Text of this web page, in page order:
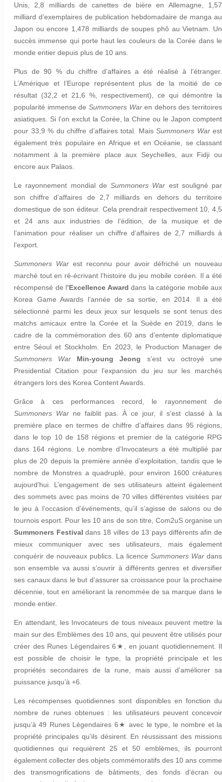
Unis, 2,8 milliards de canettes de bière en Allemagne, 1,57
milliard d’exemplaires de publication hebdomadaire de manga au
Japon ou encore 1,478 milliards de soupes phô au Vietnam. Un
succès immense qui porte haut les couleurs de la Corée dans le
monde entier depuis plus de 10 ans.
Plus de 90 % du chiffre d’affaires a été réalisé à l’étranger.
L’Amérique et l’Europe représentent plus de la moitié de ce
résultat (32,2 et 21,6 %, respectivement), ce qui démontre la
popularité immense de Summoners Waren dehors des territoires
asiatiques. Si l’on exclut la Corée, la Chine ou le Japon comptent
pour 33,9 % du chiffre d’affaires total. Mais Summoners Warest
également très populaire en Afrique et en Océanie, se classant
notamment à la première place aux Seychelles, aux Fidji ou
encore aux Palaos.
Le rayonnement mondial de Summoners War est souligné par
son chiffre d’affaires de 2,7 milliards en dehors du territoire
domestique de son éditeur. Cela prendrait respectivement 10, 4,5
et 24 ans aux industries de l’édition, de la musique et de
l’animation pour réaliser un chiffre d’affaires de 2,7 milliards à
l’export.
Summoners War est reconnu pour avoir défriché un nouveau
marché tout en ré-écrivant l’histoire du jeu mobile coréen. Il a été
récompensé de l’Excellence Award dans la catégorie mobile aux
Korea Game Awards l’année de sa sortie, en 2014. Il a été
sélectionné parmi les deux jeux sur lesquels se sont tenus des
matchs amicaux entre la Corée et la Suède en 2019, dans le
cadre de la commémoration des 60 ans d’entente diplomatique
entre Séoul et Stockholm. En 2023, le Production Manager de
Summoners War
Min-young Jeong s’est vu octroyé une
Presidential Citation pour l’expansion du jeu sur les marchés
étrangers lors des Korea Content Awards.
Grâce à ces performances record, le rayonnement de
Summoners War ne faiblit pas. À ce jour, il s’est classé à la
première place en termes de chiffre d’affaires dans 95 régions,
dans le top 10 de 158 régions et premier de la catégorie RPG
dans 164 régions. Le nombre d’Invocateurs a été multiplié par
plus de 20 depuis la première année d’exploitation, tandis que le
nombre de Monstres a quadruplé, pour environ 1600 créatures
aujourd’hui. L’engagement de ses utilisateurs atteint également
des sommets avec pas moins de 70 villes différentes visitées par
le jeu à l’occasion d’événements, qu’il s’agisse de salons ou de
tournois esport. Pour les 10 ans de son titre, Com2uS organise un
Summoners Festival dans 18 villes de 13 pays différents afin de
mieux communiquer avec ses utilisateurs, mais également
conquérir de nouveaux publics. La licence Summoners War dans
son ensemble va aussi s’ouvrir à différents genres et diversifier
ses canaux dans le but d’assurer sa croissance pour la prochaine
décennie, tout en améliorant la renommée de sa marque dans le
monde entier.
En attendant, les Invocateurs de tous niveaux peuvent mettre la
main sur des Emblèmes des 10 ans, qui peuvent être utilisés pour
créer des Runes Légendaires 6★, en jouant quotidiennement. Il
est possible de choisir le type, la propriété principale et les
propriétés secondaires de la rune, mais aussi d’améliorer sa
puissance jusqu’à +6.
Les récompenses quotidiennes sont disponibles en fonction du
nombre de runes obtenues : les utilisateurs peuvent concevoir
jusqu’à 49 Runes Légendaires 6★ avec le type, le nombre et la
propriété principales qu’ils désirent. En réussissant des missions
quotidiennes qui requièrent 25 et 50 emblèmes, ils pourront
également collecter des objets commémoratifs des 10 ans comme
des transmogrifications de bâtiments, des fonds d’écran ou